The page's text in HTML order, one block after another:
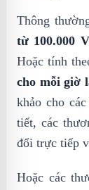
Thông
từ 100.000
Hoặc tính
cho mỗi giờ
khảo cho
tiết, các
đổi trực tiếp
Hoặc các